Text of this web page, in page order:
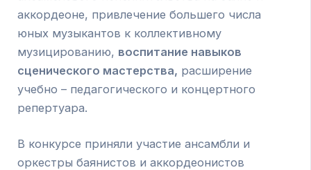
аккордеоне, привлечение большего числа
юных музыкантов к коллективному
музицированию, воспитание навыков
сценического мастерства, расширение
учебно – педагогического и концертного
репертуара.
В конкурсе приняли участие ансамбли и
оркестры баянистов и аккордеонистов